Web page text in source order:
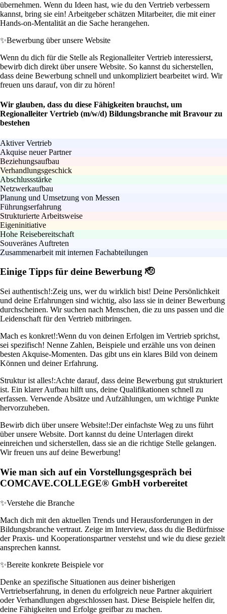
übernehmen. Wenn du Ideen hast, wie du den Vertrieb verbessern
kannst, bring sie ein! Arbeitgeber schätzen Mitarbeiter, die mit einer
Hands-on-Mentalität an die Sache herangehen.
✨Bewerbung über unsere Website
Wenn du dich für die Stelle als Regionalleiter Vertrieb interessierst,
bewirb dich direkt über unsere Website. So kannst du sicherstellen,
dass deine Bewerbung schnell und unkompliziert bearbeitet wird. Wir
freuen uns darauf, von dir zu hören!
Wir glauben, dass du diese Fähigkeiten brauchst, um
Regionalleiter Vertrieb (m/w/d) Bildungsbranche mit Bravour zu
bestehen
Aktiver Vertrieb
Akquise neuer Partner
Beziehungsaufbau
Verhandlungsgeschick
Abschlussstärke
Netzwerkaufbau
Planung und Umsetzung von Messen
Führungserfahrung
Strukturierte Arbeitsweise
Eigeninitiative
Hohe Reisebereitschaft
Souveränes Auftreten
Zusammenarbeit mit internen Fachabteilungen
Einige Tipps für deine Bewerbung 🫡
Sei authentisch!:Zeig uns, wer du wirklich bist! Deine Persönlichkeit
und deine Erfahrungen sind wichtig, also lass sie in deiner Bewerbung
durchscheinen. Wir suchen nach Menschen, die zu uns passen und die
Leidenschaft für den Vertrieb mitbringen.
Mach es konkret!:Wenn du von deinen Erfolgen im Vertrieb sprichst,
sei spezifisch! Nenne Zahlen, Beispiele und erzähle uns von deinen
besten Akquise-Momenten. Das gibt uns ein klares Bild von deinem
Können und deiner Erfahrung.
Struktur ist alles!:Achte darauf, dass deine Bewerbung gut strukturiert
ist. Ein klarer Aufbau hilft uns, deine Qualifikationen schnell zu
erfassen. Verwende Absätze und Aufzählungen, um wichtige Punkte
hervorzuheben.
Bewirb dich über unsere Website!:Der einfachste Weg zu uns führt
über unsere Website. Dort kannst du deine Unterlagen direkt
einreichen und sicherstellen, dass sie an die richtige Stelle gelangen.
Wir freuen uns auf deine Bewerbung!
Wie man sich auf ein Vorstellungsgespräch bei
COMCAVE.COLLEGE® GmbH vorbereitet
✨Verstehe die Branche
Mach dich mit den aktuellen Trends und Herausforderungen in der
Bildungsbranche vertraut. Zeige im Interview, dass du die Bedürfnisse
der Praxis- und Kooperationspartner verstehst und wie du diese gezielt
ansprechen kannst.
✨Bereite konkrete Beispiele vor
Denke an spezifische Situationen aus deiner bisherigen
Vertriebserfahrung, in denen du erfolgreich neue Partner akquiriert
oder Verhandlungen abgeschlossen hast. Diese Beispiele helfen dir,
deine Fähigkeiten und Erfolge greifbar zu machen.